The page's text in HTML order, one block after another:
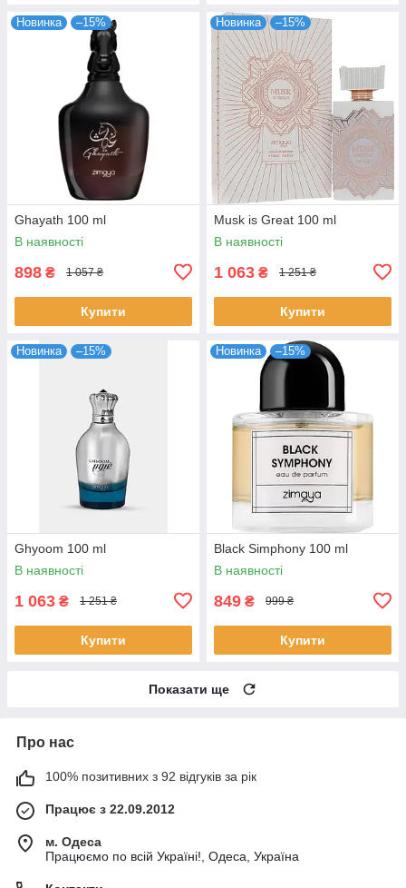
Новинка –15%
Ghayath 100 ml
В наявності
898 ₴ 1 057 ₴
Купити
Новинка –15%
Musk is Great 100 ml
В наявності
1 063 ₴ 1 251 ₴
Купити
Новинка –15%
Ghyoom 100 ml
В наявності
1 063 ₴ 1 251 ₴
Купити
Новинка –15%
Black Simphony 100 ml
В наявності
849 ₴ 999 ₴
Купити
Показати ще
Про нас
100% позитивних з 92 відгуків за рік
Працює з 22.09.2012
м. Одеса
Працюємо по всій Україні!, Одеса, Україна